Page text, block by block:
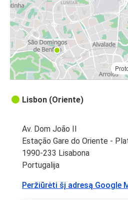
Lisbon (Oriente)
Av. Dom João II
Estação Gare do Oriente -
1990-233 Lisabona
Portugalija
Peržiūrėti šį adresą Google